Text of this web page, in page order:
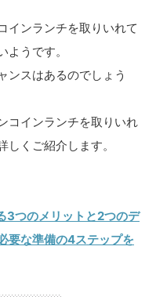
インランチを取りいれて
うです。
ンスはあるのでしょう
コインランチを取りいれ
くご紹介します。
3つのメリットと2つのデ
要な準備の4ステップを